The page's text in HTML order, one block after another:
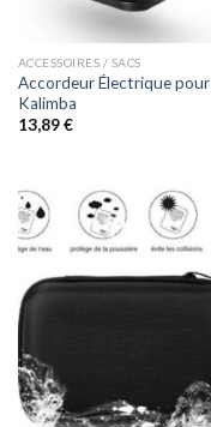
ACCESSOIRES / SACS
Accordeur Électrique pour
Kalimba
13,89€